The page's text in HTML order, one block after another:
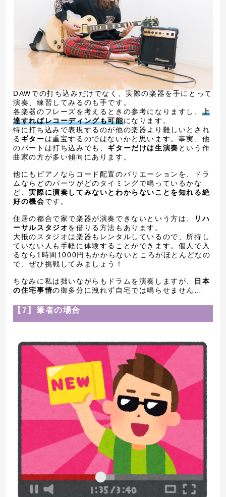
DAWでの打ち込みだけでなく、実際の楽器を手にとって
演奏、練習してみるのも手です。
各楽器のフレーズを考えるときの参考になりますし、 上
達すればレコーディングも可能になります。
特に打ち込みで表現するのが他の楽器より難しいとされ
る ギターは重宝するのではないかと思います。事実、他
のパートは打ち込みでも、 ギターだけは生演奏 という作
曲家の方が多い傾向にあります。
他にもピアノならコード配置のバリエーションを、ドラ
ムならどのパーツがどのタイミングで鳴っているかな
ど、実際に演奏してみないとわからないことを知れる絶
好の機会です。
住居の都合で家で楽器が演奏できないという方は、
リハ
ーサルスタジオを借りる方法もあります。
大抵のスタジオは楽器もレンタルしているので、所持し
ていない人も手軽に体験することができます。個人で入
るなら1時間1000円もかからないところがほとんどなの
で、ぜひ挑戦してみましょう！
ちなみに私は拙いながらもドラムを演奏しますが、
日本
の住宅事情の御多分に洩れず自宅では鳴らせません…
【7】筆者の場合